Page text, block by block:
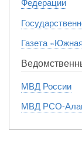
Газета
МВД России
МВД РСО-